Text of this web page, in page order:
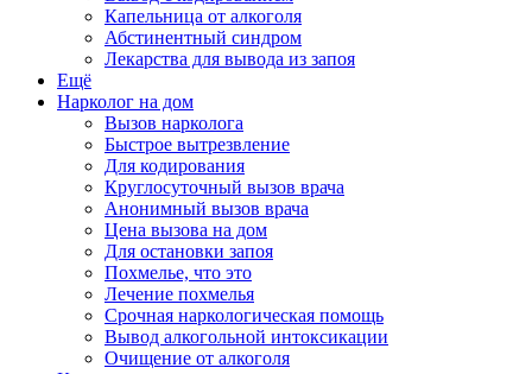
Капельница от алкоголя
Абстинентный синдром
Лекарства для вывода из запоя
Ещё
Нарколог на дом
Вызов нарколога
Быстрое вытрезвление
Для кодирования
Круглосуточный вызов врача
Анонимный вызов врача
Цена вызова на дом
Для остановки запоя
Похмелье, что это
Лечение похмелья
Срочная наркологическая помощь
Вывод алкогольной интоксикации
Очищение от алкоголя